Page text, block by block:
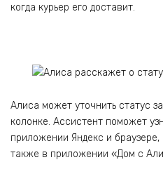
когда курьер его доставит.
Алиса может уточнить статус
колонке. Ассистент поможет
приложении Яндекс и браузере,
также в приложении «Дом с